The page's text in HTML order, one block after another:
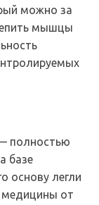
можно за
мышцы
полностью
базе
основу легли
медицины от